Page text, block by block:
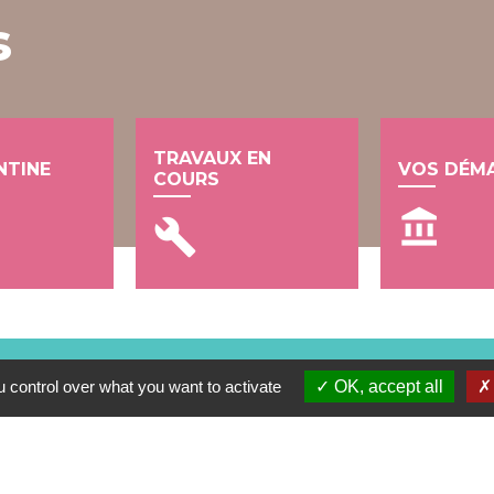
TRAVAUX EN
COURS
build
VOS
account_balance
over what you want to activate OK, accept all